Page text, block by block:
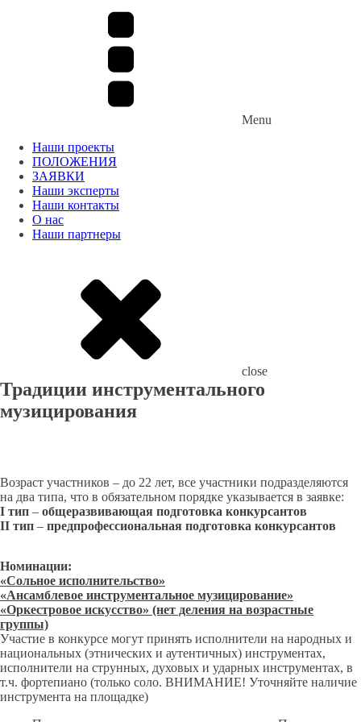
Menu
Наши проекты
ПОЛОЖЕНИЯ
ЗАЯВКИ
Наши эксперты
Наши контакты
О нас
Наши партнеры
close
Традиции инструментального
музицирования
Возраст участников – до 22 лет, все участники подразделяются
на два типа, что в обязательном порядке указывается в заявке:
I тип – общеразвивающая подготовка конкурсантов
II тип – предпрофессиональная подготовка конкурсантов
Номинации:
«Сольное исполнительство»
«Ансамблевое инструментальное музицирование»
«Оркестровое искусство» (нет деления на возрастные
группы)
Участие в конкурсе могут принять исполнители на народных и
национальных (этнических и аутентичных) инструментах,
исполнители на струнных, духовых и ударных инструментах, в
т.ч. фортепиано (только соло. ВНИМАНИЕ! Уточняйте наличие
инструмента на площадке)